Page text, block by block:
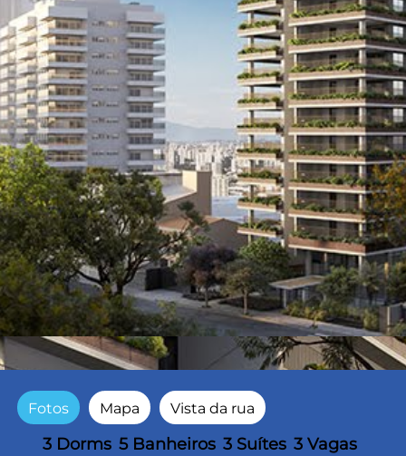
Fotos Mapa Vista da rua
3 Dorms 5 Banheiros 3 Suítes 3 Vagas